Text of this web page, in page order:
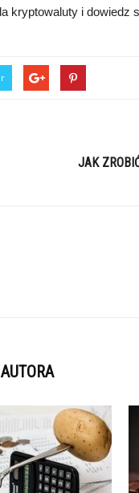
kryptowaluty i dowiedz
JAK